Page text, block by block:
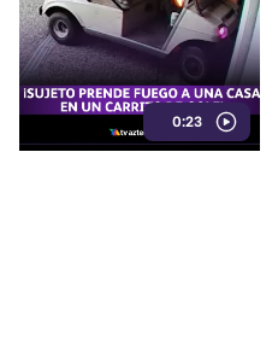
0:23